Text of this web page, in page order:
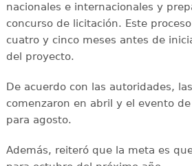
nacionales e internacionales y
concurso de licitación. Este
cuatro y cinco meses antes de
del proyecto.
De acuerdo con las autoridades,
comenzaron en abril y el evento
para agosto.
Además, reiteró que la meta es